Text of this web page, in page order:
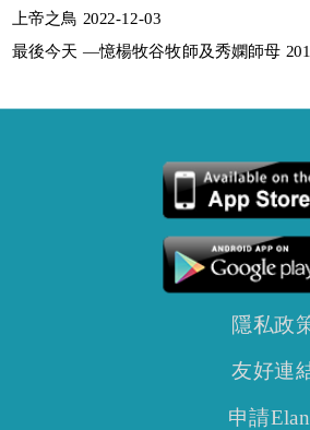
上帝之鳥 2022-12-03
最後今天 —憶楊牧谷牧師及秀嫻師母
隱私政
友好連
申請